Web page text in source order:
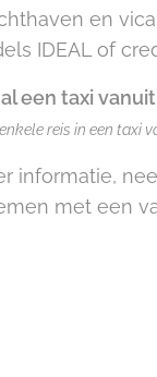
en
IDEAL of
een taxi
reis in een taxi
informatie,
met een